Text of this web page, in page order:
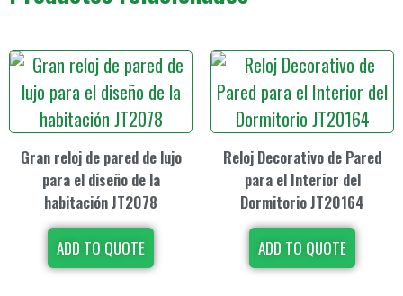
Gran reloj de pared de lujo
para el diseño de la
habitación JT2078
ADD TO QUOTE
Reloj Decorativo de Pared
para el Interior del
Dormitorio JT20164
ADD TO QUOTE